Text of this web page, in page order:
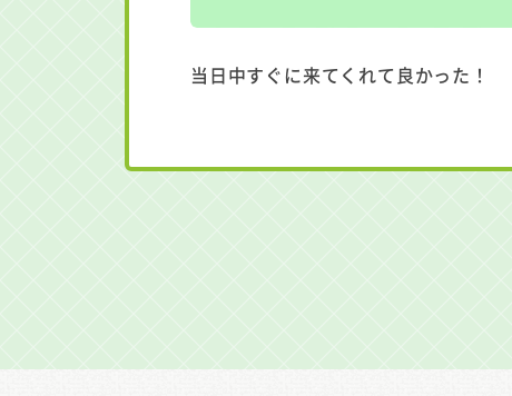
当日中すぐに来てくれて良かった！